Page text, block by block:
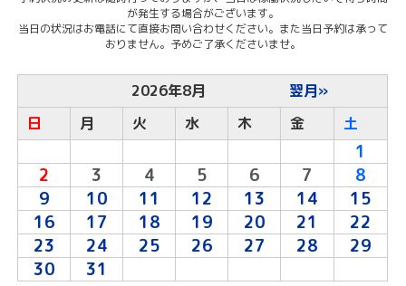
が発生する場合がございます。
当日の状況はお電話にて直接お問い合わせください。また当日予約は承って
おりません。予めご了承くださいませ。
2026年8月
翌月»
日
月 火 水 木 金 土
1
2
3 4 5 6 7
8
9
10 11 12 13 14
15
16
17 18 19 20 21
22
23
24 25 26 27 28
29
30
31